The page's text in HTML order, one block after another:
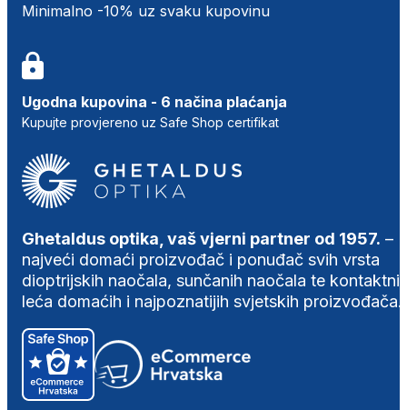
Minimalno -10% uz svaku kupovinu
Ugodna kupovina - 6 načina plaćanja
Kupujte provjereno uz Safe Shop certifikat
Ghetaldus optika, vaš vjerni partner od 1957. –
najveći domaći proizvođač i ponuđač svih vrsta
dioptrijskih naočala, sunčanih naočala te
leća domaćih i najpoznatijih svjetskih proizvođača.